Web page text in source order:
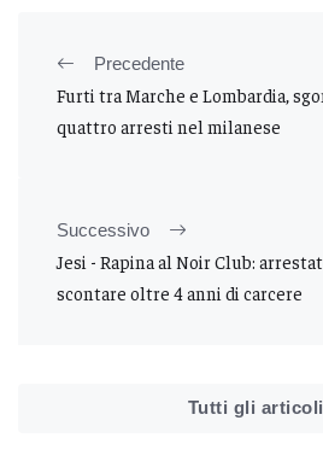
Precedente
Furti tra Marche e Lombardia,
quattro arresti nel milanese
Successivo
Jesi - Rapina al Noir Club:
scontare oltre 4 anni di carcere
Tutti gli articoli